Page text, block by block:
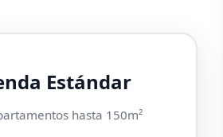
Estándar
hasta 150m²